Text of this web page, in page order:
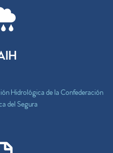
Hidrológica de la Confederación
del Segura